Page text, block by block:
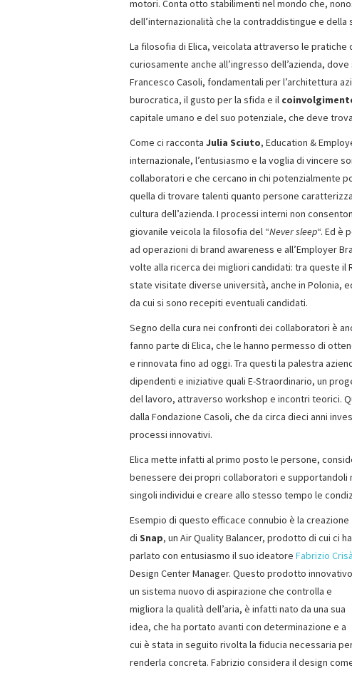
motori. Conta otto stabilimenti nel mondo che,
dell’internazionalità che la contraddistingue e della
La filosofia di Elica, veicolata attraverso le
curiosamente anche all’ingresso dell’azienda,
Francesco Casoli, fondamentali per l’architettura
burocratica, il gusto per la sfida e il
capitale umano e del suo potenziale, che deve
Come ci racconta Julia Sciuto, Education &
internazionale, l’entusiasmo e la voglia di vincere
collaboratori e che cercano in chi potenzialmente
quella di trovare talenti quanto persone
cultura dell’azienda. I processi interni non
giovanile veicola la filosofia del “Never sleep“. Ed è
ad operazioni di brand awareness e all’Employer
volte alla ricerca dei migliori candidati: tra queste il
state visitate diverse università, anche in Polonia,
da cui si sono recepiti eventuali candidati.
Segno della cura nei confronti dei collaboratori è
fanno parte di Elica, che le hanno permesso di
e rinnovata fino ad oggi. Tra questi la palestra
dipendenti e iniziative quali E-Straordinario, un
del lavoro, attraverso workshop e incontri teorici.
dalla Fondazione Casoli, che da circa dieci anni
processi innovativi.
Elica mette infatti al primo posto le persone,
benessere dei propri collaboratori e
singoli individui e creare allo stesso tempo le
Esempio di questo efficace connubio è la creazione
di Snap, un Air Quality Balancer, prodotto di cui ci ha
parlato con entusiasmo il suo ideatore Fabrizio Crisà
Design Center Manager. Questo prodotto
un sistema nuovo di aspirazione che controlla e
migliora la qualità dell’aria, è infatti nato da una sua
idea, che ha portato avanti con determinazione e a
cui è stata in seguito rivolta la fiducia necessaria
renderla concreta. Fabrizio considera il design